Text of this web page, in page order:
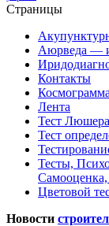
Страницы
Аюрведа —
Контакты
Космограмма
Лента
Тест Люшера
Тест
Тесты,
Цветовой
Новости